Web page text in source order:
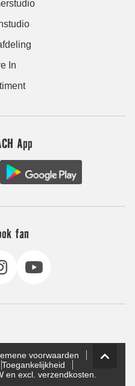
In
App
fan
voorwaarden
Toegankelijkheid
en excl. verzendkosten.